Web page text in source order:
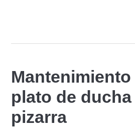
Mantenimiento
plato de ducha
pizarra